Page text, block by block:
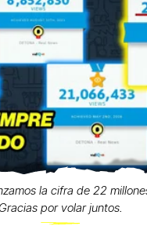
la cifra de 22
por volar juntos.